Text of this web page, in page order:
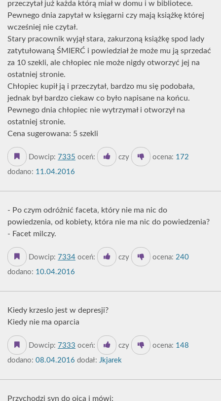
przeczytał już każda którą miał w domu i w bibliotece.
Pewnego dnia zapytał w księgarni czy mają książkę której
wcześniej nie czytał.
Stary pracownik wyjął stara, zakurzoną książkę spod lady
zatytułowaną ŚMIERĆ i powiedział że może mu ją sprzedać
za 10 szekli, ale chłopiec nie może nigdy otworzyć jej na
ostatniej stronie.
Chłopiec kupił ją i przeczytał, bardzo mu się podobała,
jednak był bardzo ciekaw co było napisane na końcu.
Pewnego dnia chłopiec nie wytrzymał i otworzył na
ostatniej stronie.
Cena sugerowana: 5 szekli
Dowcip: 7335 oceń: czy ocena: 172
dodano: 11.04.2016
- Po czym odróżnić faceta, który nie ma nic do
powiedzenia, od kobiety, która nie ma nic do powiedzenia?
- Facet milczy.
Dowcip: 7334 oceń: czy ocena: 240
dodano: 10.04.2016
Kiedy krzeslo jest w depresji?
Kiedy nie ma oparcia
Dowcip: 7333 oceń: czy ocena: 148
dodano: 08.04.2016 dodał: Jkjarek
Przychodzi syn do ojca i mówi: